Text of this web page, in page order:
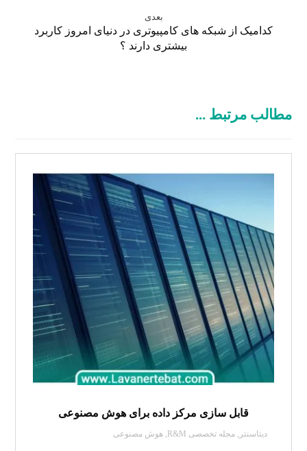
بعدی
کدامیک از شبکه های کامپیوتری در دنیای امروز کاربرد
بیشتری دارند ؟
مطالب مرتبط ...
قابل سازی مرکز داده برای هوش مصنوعی
دیتاسنتر ,مجله تخصصی R&M ,هوش مصنوعی